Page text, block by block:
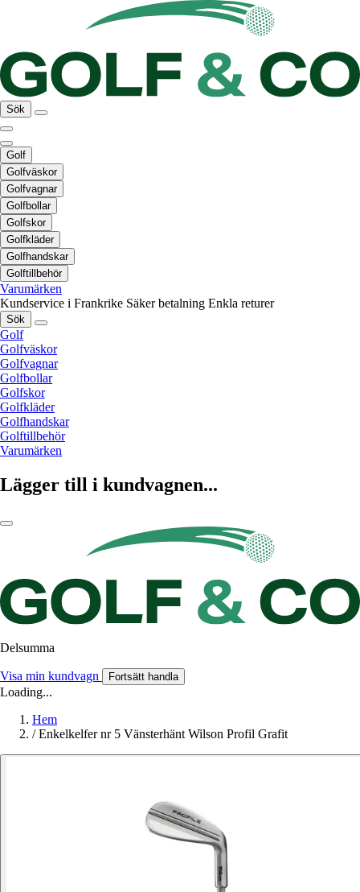
Sök
Golf
Golfväskor
Golfvagnar
Golfbollar
Golfskor
Golfkläder
Golfhandskar
Golftillbehör
Varumärken
Kundservice i Frankrike Säker betalning Enkla returer
Sök
Golf
Golfväskor
Golfvagnar
Golfbollar
Golfskor
Golfkläder
Golfhandskar
Golftillbehör
Varumärken
Lägger till i kundvagnen...
Delsumma
Visa min kundvagn Fortsätt handla
Loading...
Hem
/ Enkelkelfer nr 5 Vänsterhänt Wilson Profil Grafit